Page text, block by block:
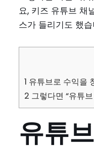
요, 키즈 유튜브 채
스가 들리기도 했
1 유튜브로 수익을
2 그렇다면 “유튜
유튜